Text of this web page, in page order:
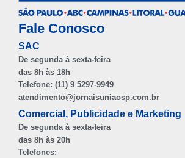
Fale Conosco
SAC
De segunda à sexta-feira
das 8h às 18h
Telefone: (11) 9 5297-9949
atendimento@jornaisuniaosp.com.br
Comercial, Publicidade e Marketing
De segunda à sexta-feira
das 8h às 20h
Telefones: